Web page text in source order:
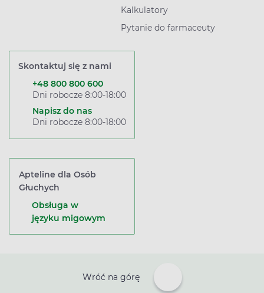
Kalkulatory
Pytanie do farmaceuty
Skontaktuj się z nami
+48 800 800 600
Dni robocze 8:00-18:00
Napisz do nas
Dni robocze 8:00-18:00
Apteline dla Osób
Głuchych
Obsługa w
języku migowym
Wróć na górę